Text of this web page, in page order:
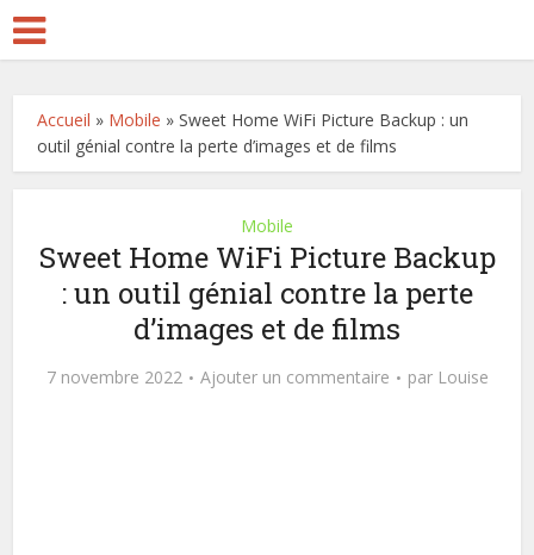
Accueil » Mobile »Sweet Home WiFi Picture Backup : un
outil génial contre la perte d’images et de films
Mobile
Sweet Home WiFi Picture Backup
: un outil génial contre la perte
d’images et de films
7 novembre 2022 Ajouter un commentaire par Louise